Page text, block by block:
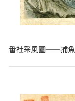
番社采風圖──捕魚